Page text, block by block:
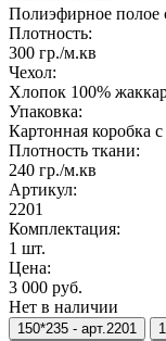
Полиэфирное полое
Плотность:
300 гр./м.кв
Чехол:
Хлопок 100%
Упаковка:
Картонная коробка
Плотность ткани:
240 гр./м.кв
Артикул:
2201
Комплектация:
1 шт.
Цена:
3 000 руб.
Нет в наличии
150*235 - арт.2201